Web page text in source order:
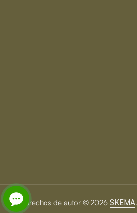
Derechos de autor © 2026 SKEMA.